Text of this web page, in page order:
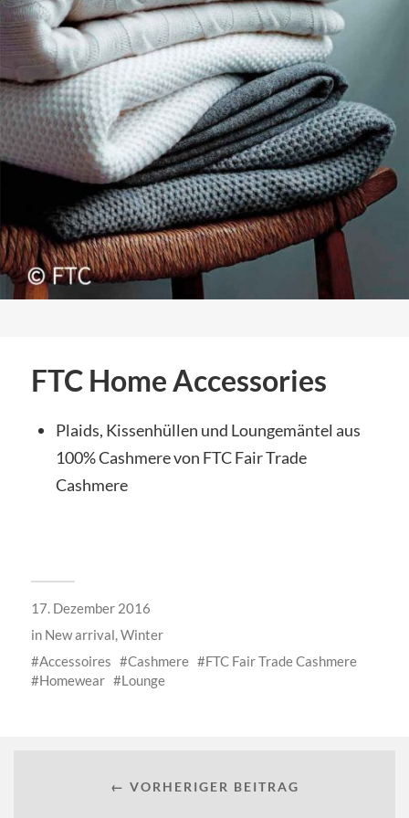
FTC Home Accessories
Plaids, Kissenhüllen und Loungemäntel aus
100% Cashmere von FTC Fair Trade
Cashmere
17. Dezember 2016
in New arrival,Winter
Accessoires
Cashmere
FTC Fair Trade Cashmere
Homewear
Lounge
← VORHERIGER BEITRAG